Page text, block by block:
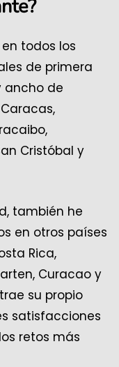
todos los
de primera
ancho de
Cristóbal y
también he
en otros países
Rica,
Curacao y
su propio
satisfacciones
retos más